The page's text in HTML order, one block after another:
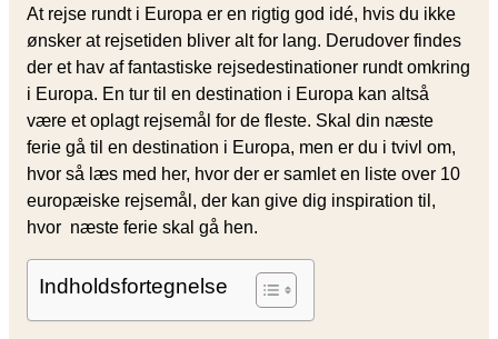
At rejse rundt i Europa er en rigtig god idé, hvis du ikke
ønsker at rejsetiden bliver alt for lang. Derudover findes
der et hav af fantastiske rejsedestinationer rundt omkring
i Europa. En tur til en destination i Europa kan altså
være et oplagt rejsemål for de fleste. Skal din næste
ferie gå til en destination i Europa, men er du i tvivl om,
hvor så læs med her, hvor der er samlet en liste over 10
europæiske rejsemål, der kan give dig inspiration til,
hvor næste ferie skal gå hen.
Indholdsfortegnelse